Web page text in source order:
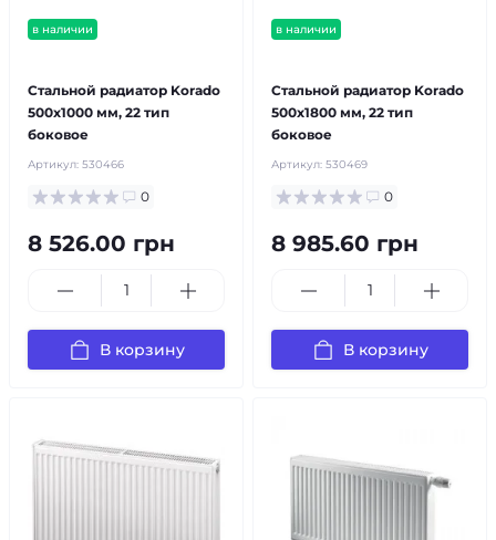
в наличии
Стальной радиатор Korado
500x1000 мм, 22 тип
боковое
Артикул: 530466
0
8 526.00 грн
В корзину
в наличии
Стальной радиатор Korado
500x1800 мм, 22 тип
боковое
Артикул: 530469
0
8 985.60 грн
В корзину